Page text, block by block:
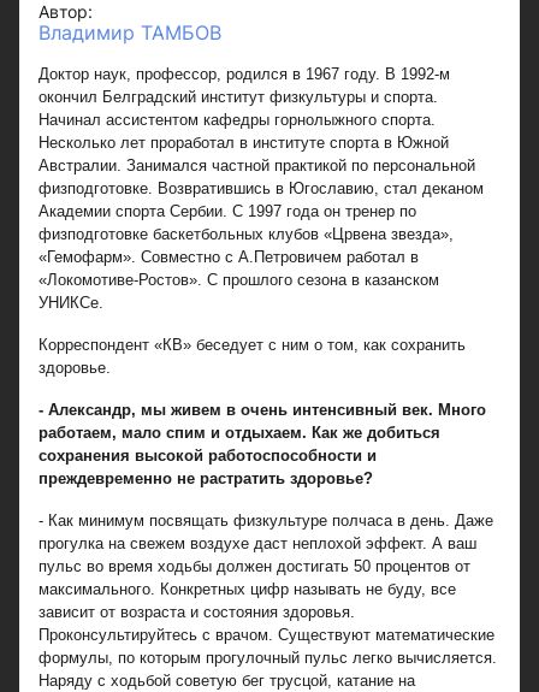
Автор:
Владимир ТАМБОВ
Доктор наук, профессор, родился в 1967 году. В 1992-м
окончил Белградский институт физкультуры и спорта.
Начинал ассистентом кафедры горнолыжного спорта.
Несколько лет проработал в институте спорта в Южной
Австралии. Занимался частной практикой по персональной
физподготовке. Возвратившись в Югославию, стал деканом
Академии спорта Сербии. С 1997 года он тренер по
физподготовке баскетбольных клубов «Црвена звезда»,
«Гемофарм». Совместно с А.Петровичем работал в
«Локомотиве-Ростов». С прошлого сезона в казанском
УНИКСе.
Корреспондент «КВ» беседует с ним о том, как сохранить
здоровье.
- Александр, мы живем в очень интенсивный век. Много
работаем, мало спим и отдыхаем. Как же добиться
сохранения высокой работоспособности и
преждевременно не растратить здоровье?
- Как минимум посвящать физкультуре полчаса в день. Даже
прогулка на свежем воздухе даст неплохой эффект. А ваш
пульс во время ходьбы должен достигать 50 процентов от
максимального. Конкретных цифр называть не буду, все
зависит от возраста и состояния здоровья.
Проконсультируйтесь с врачом. Существуют математические
формулы, по которым прогулочный пульс легко вычисляется.
Наряду с ходьбой советую бег трусцой, катание на